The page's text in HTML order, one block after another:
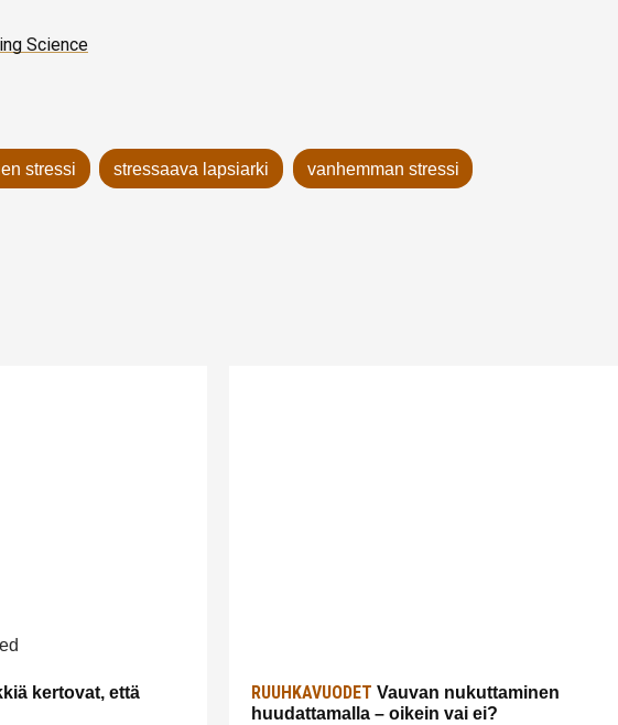
Science
stressi stressaava lapsiarki vanhemman stressi
kertovat, että
RUUHKAVUODET Vauvan nukuttaminen
huudattamalla – oikein vai ei?